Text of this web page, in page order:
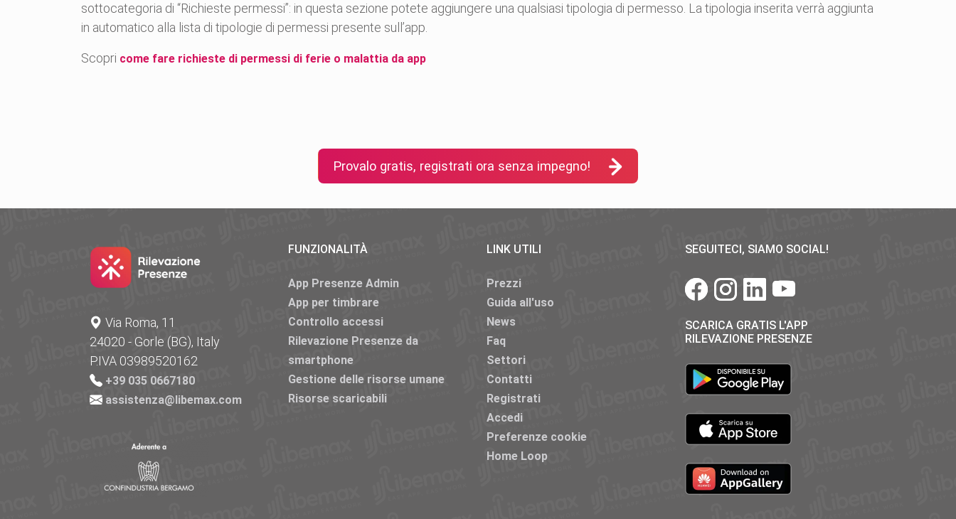
sottocategoria di “Richieste permessi”: in questa sezione potete aggiungere una qualsiasi tipologia di permesso. La tipologia inserita verrà aggiunta
in automatico alla lista di tipologie di permessi presente sull’app.
Scopri come fare richieste di permessi di ferie o malattia da app
Provalo gratis, registrati ora senza impegno!
Via Roma, 11
24020 - Gorle (BG), Italy
P.IVA 03989520162
+39 035 0667180
assistenza@libemax.com
FUNZIONALITÀ
App Presenze Admin
App per timbrare
Controllo accessi
Rilevazione Presenze da
smartphone
Gestione delle risorse umane
Risorse scaricabili
LINK UTILI
Prezzi
Guida all'uso
News
Faq
Settori
Contatti
Registrati
Accedi
Preferenze cookie
Home Loop
SEGUITECI, SIAMO SOCIAL!
SCARICA GRATIS L'APP
RILEVAZIONE PRESENZE